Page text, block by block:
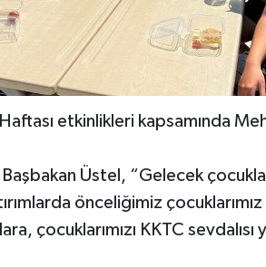
etkinlikleri kapsamında
Üstel, “Gelecek
önceliğimiz
çocuklarımızı KKTC